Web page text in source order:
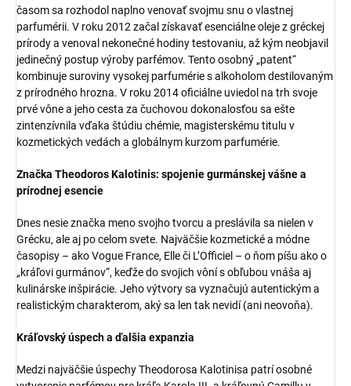
časom sa rozhodol naplno venovať svojmu snu o vlastnej
parfumérii. V roku 2012 začal získavať esenciálne oleje z gréckej
prírody a venoval nekonečné hodiny testovaniu, až kým neobjavil
jedinečný postup výroby parfémov. Tento osobný „patent“
kombinuje suroviny vysokej parfumérie s alkoholom destilovaným
z prírodného hrozna. V roku 2014 oficiálne uviedol na trh svoje
prvé vône a jeho cesta za čuchovou dokonalosťou sa ešte
zintenzívnila vďaka štúdiu chémie, magisterskému titulu v
kozmetických vedách a globálnym kurzom parfumérie.
Značka Theodoros Kalotinis: spojenie gurmánskej vášne a
prírodnej esencie
Dnes nesie značka meno svojho tvorcu a preslávila sa nielen v
Grécku, ale aj po celom svete. Najväčšie kozmetické a módne
časopisy – ako Vogue France, Elle či L’Officiel – o ňom píšu ako o
„kráľovi gurmánov“, keďže do svojich vôní s obľubou vnáša aj
kulinárske inšpirácie. Jeho výtvory sa vyznačujú autentickým a
realistickým charakterom, aký sa len tak nevidí (ani neovoňa).
Kráľovský úspech a ďalšia expanzia
Medzi najväčšie úspechy Theodorosa Kalotinisa patrí osobné